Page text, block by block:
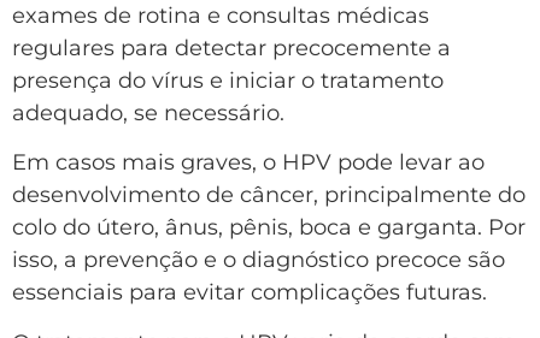
exames de rotina e consultas médicas
regulares para detectar precocemente a
presença do vírus e iniciar o tratamento
adequado, se necessário.
Em casos mais graves, o HPV pode levar ao
desenvolvimento de câncer, principalmente do
colo do útero, ânus, pênis, boca e garganta. Por
isso, a prevenção e o diagnóstico precoce são
essenciais para evitar complicações futuras.